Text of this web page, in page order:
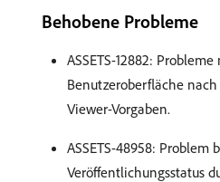
Behobene Probleme
ASSETS-12882:
Benutzeroberfläche
Viewer-Vorgaben.
ASSETS-48958: Problem
Veröffentlichungsstatus